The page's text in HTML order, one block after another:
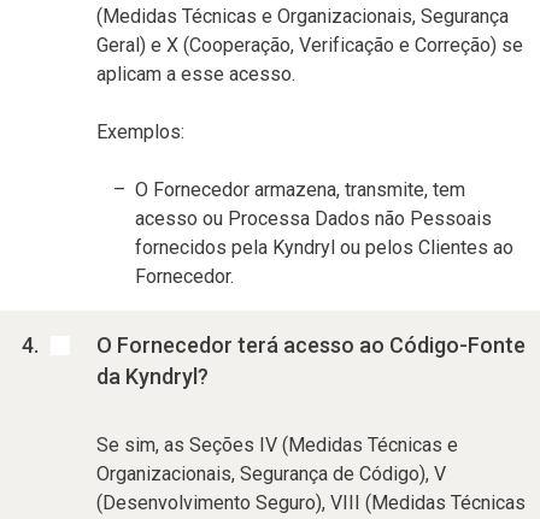
(Medidas Técnicas e Organizacionais, Segurança
Geral) e X (Cooperação, Verificação e Correção) se
aplicam a esse acesso.
Exemplos:
O Fornecedor armazena, transmite, tem
acesso ou Processa Dados não Pessoais
fornecidos pela Kyndryl ou pelos Clientes ao
Fornecedor.
O Fornecedor terá acesso ao Código-Fonte
da Kyndryl?
Se sim, as Seções IV (Medidas Técnicas e
Organizacionais, Segurança de Código), V
(Desenvolvimento Seguro), VIII (Medidas Técnicas